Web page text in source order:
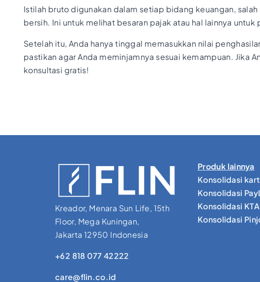
Istilah bruto digunakan dalam setiap bidang keuangan,
bersih. Ini untuk melihat besaran pajak atau hal lainnya untuk
Setelah itu, Anda hanya tinggal memasukkan nilai
pastikan agar Anda meminjamnya sesuai kemampuan. Jika
konsultasi gratis!
Kreador, Menara Sun Life, 15th
Floor, Mega Kuningan,
Jakarta 12950 Indonesia
+62 818 077 42222
care@flin.co.id
Produk lainnya
Konsolidasi
Konsolidasi
Konsolidasi KTA
Konsolidasi